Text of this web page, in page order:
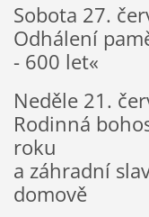
Sobota 27.
Odhálení
- 600 let«
Neděle 21.
Rodinná
roku
a záhradní
domově